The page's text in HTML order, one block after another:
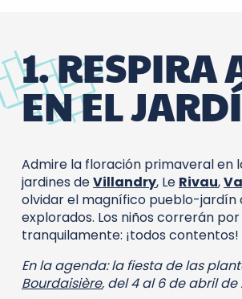
1. RESPIRA
EN EL
Admire la floración primaveral en
jardines deVillandry, Le Rivau,
olvidar el magnífico pueblo-jardín
explorados. Los niños correrán
tranquilamente: ¡todos contentos!
En la agenda: la fiesta de las
Bourdaisière, del 4 al 6 de abril de